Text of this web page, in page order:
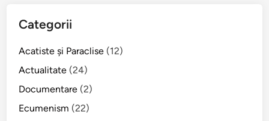
Categorii
Acatiste şi Paraclise (12)
Actualitate (24)
Documentare (2)
Ecumenism (22)